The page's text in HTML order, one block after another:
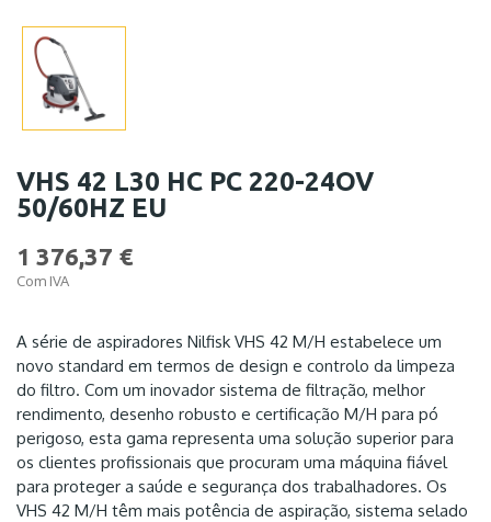
VHS 42 L30 HC PC 220-24OV
50/60HZ EU
1 376,37 €
Com IVA
A série de aspiradores Nilfisk VHS 42 M/H estabelece um
novo standard em termos de design e controlo da limpeza
do filtro. Com um inovador sistema de filtração, melhor
rendimento, desenho robusto e certificação M/H para pó
perigoso, esta gama representa uma solução superior para
os clientes profissionais que procuram uma máquina fiável
para proteger a saúde e segurança dos trabalhadores. Os
VHS 42 M/H têm mais potência de aspiração, sistema selado